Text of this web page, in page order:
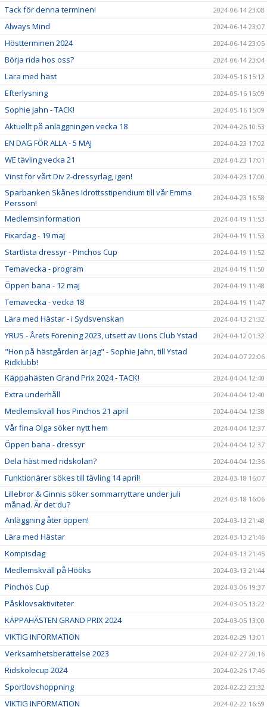
Tack för denna terminen! 2024-06-14 23:08
Always Mind 2024-06-14 23:07
Höstterminen 2024 2024-06-14 23:05
Börja rida hos oss? 2024-06-14 23:04
Lära med häst 2024-05-16 15:12
Efterlysning 2024-05-16 15:09
Sophie Jahn - TACK! 2024-05-16 15:09
Aktuellt på anläggningen vecka 18 2024-04-26 10:53
EN DAG FÖR ALLA - 5 MAJ 2024-04-23 17:02
WE tävling vecka 21 2024-04-23 17:01
Vinst för vårt Div 2-dressyrlag, igen! 2024-04-23 17:00
Sparbanken Skånes Idrottsstipendium till vår Emma
Persson!
2024-04-23 16:58
Medlemsinformation 2024-04-19 11:53
Fixardag - 19 maj 2024-04-19 11:53
Startlista dressyr - Pinchos Cup 2024-04-19 11:52
Temavecka - program 2024-04-19 11:50
Öppen bana - 12 maj 2024-04-19 11:48
Temavecka - vecka 18 2024-04-19 11:47
Lära med Hästar - i Sydsvenskan 2024-04-13 21:32
YRUS - Årets Förening 2023, utsett av Lions Club Ystad 2024-04-12 01:32
"Hon på hästgården är jag" - Sophie Jahn, till Ystad
Ridklubb!
2024-04-07 22:06
Käppahästen Grand Prix 2024 - TACK! 2024-04-04 12:40
Extra underhåll 2024-04-04 12:40
Medlemskväll hos Pinchos 21 april 2024-04-04 12:38
Vår fina Olga söker nytt hem 2024-04-04 12:37
Öppen bana - dressyr 2024-04-04 12:37
Dela häst med ridskolan? 2024-04-04 12:36
Funktionärer sökes till tävling 14 april! 2024-03-18 16:07
Lillebror & Ginnis söker sommarryttare under juli
månad. Är det du?
2024-03-18 16:06
Anläggning åter öppen! 2024-03-13 21:48
Lära med Hästar 2024-03-13 21:46
Kompisdag 2024-03-13 21:45
Medlemskväll på Hööks 2024-03-13 21:44
Pinchos Cup 2024-03-06 19:37
Påsklovsaktiviteter 2024-03-05 13:22
KÄPPAHÄSTEN GRAND PRIX 2024 2024-03-05 13:00
VIKTIG INFORMATION 2024-02-29 13:01
Verksamhetsberättelse 2023 2024-02-27 20:16
Ridskolecup 2024 2024-02-26 17:46
Sportlovshoppning 2024-02-23 23:32
VIKTIG INFORMATION 2024-02-22 16:59